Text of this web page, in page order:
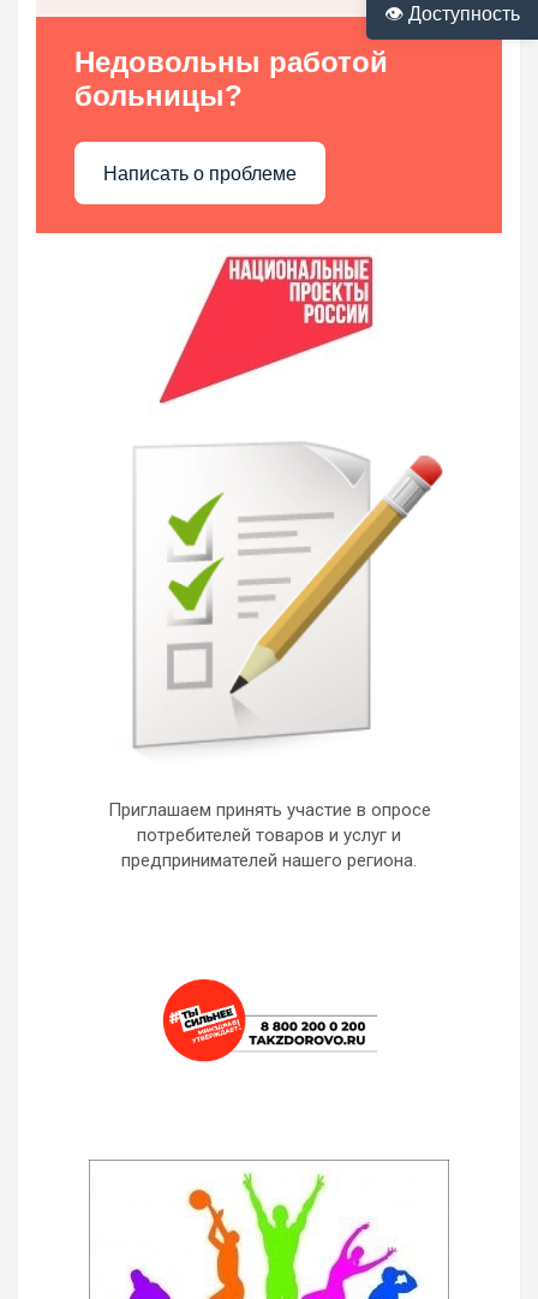
👁 Доступность
Недовольны работой
больницы?
Написать о проблеме
Приглашаем принять участие в опросе
потребителей товаров и услуг и
предпринимателей нашего региона.